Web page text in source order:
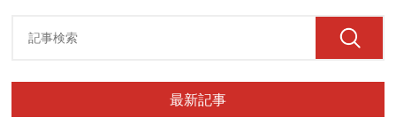
最新記事